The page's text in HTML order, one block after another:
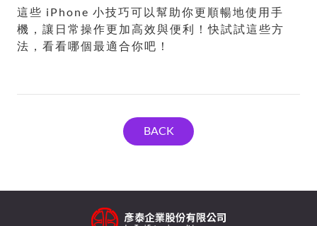
這些 iPhone 小技巧可以幫助你更順暢地使用手
機，讓日常操作更加高效與便利！快試試這些方
法，看看哪個最適合你吧！
BACK